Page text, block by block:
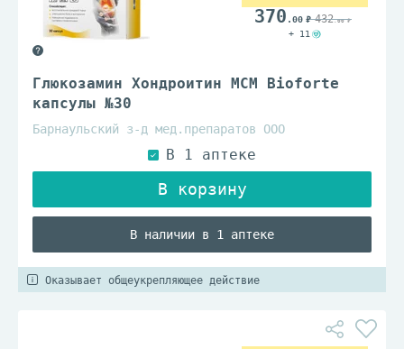
Глюкозамин Хондроитин МСМ Bioforte
капсулы №30
Барнаульский з-д мед.препаратов ООО
В наличии в 1 аптеке
370 .00 432.00
+ 11
Оказывает общеукрепляющее действие